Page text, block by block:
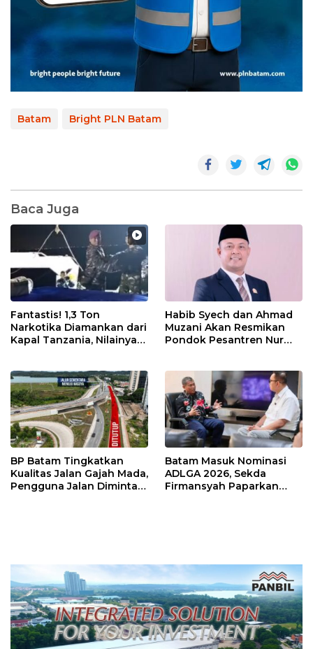
Batam Bright PLN Batam
Baca Juga
Fantastis! 1,3 Ton
Narkotika Diamankan dari
Kapal Tanzania, Nilainya
Habib Syech dan Ahmad
Muzani Akan Resmikan
Pondok Pesantren Nur
BP Batam Tingkatkan
Kualitas Jalan Gajah Mada,
Pengguna Jalan Diminta
Batam Masuk Nominasi
ADLGA 2026, Sekda
Firmansyah Paparkan